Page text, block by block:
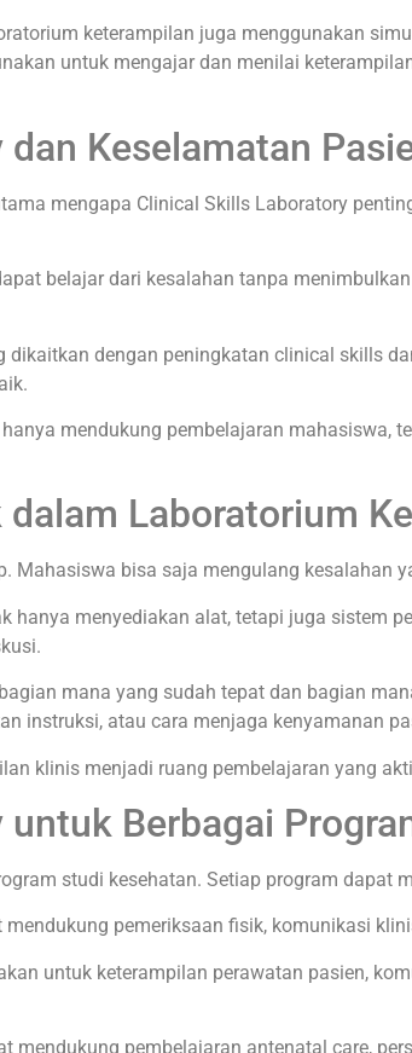
keterampilan juga menggunakan
untuk mengajar dan menilai
Keselamatan
mengapa Clinical Skills Laboratory
belajar dari kesalahan tanpa
dengan peningkatan clinical skills
mendukung pembelajaran mahasiswa,
Laboratorium
Mahasiswa bisa saja mengulang kesalahan
hanya menyediakan alat, tetapi juga sistem
mana yang sudah tepat dan bagian
instruksi, atau cara menjaga kenyamanan
klinis menjadi ruang pembelajaran yang
Berbagai
studi kesehatan. Setiap program dapat
pemeriksaan fisik, komunikasi
untuk keterampilan perawatan pasien,
mendukung pembelajaran antenatal care,